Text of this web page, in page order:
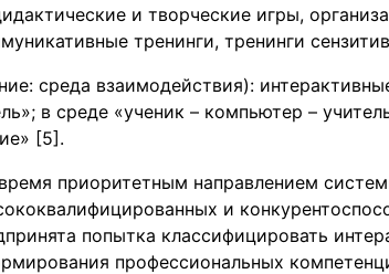
и творческие игры,
тренинги, тренинги
среда взаимодействия):
в среде «ученик – компьютер –
[5].
приоритетным направлением
и
попытка классифицировать
профессиональных